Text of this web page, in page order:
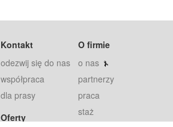
Kontakt
odezwij się do nas
współpraca
dla prasy
Oferty
O firmie
o nas
partnerzy
praca
staż